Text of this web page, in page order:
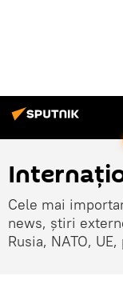
Cele mai
news, știri
Rusia, NATO,